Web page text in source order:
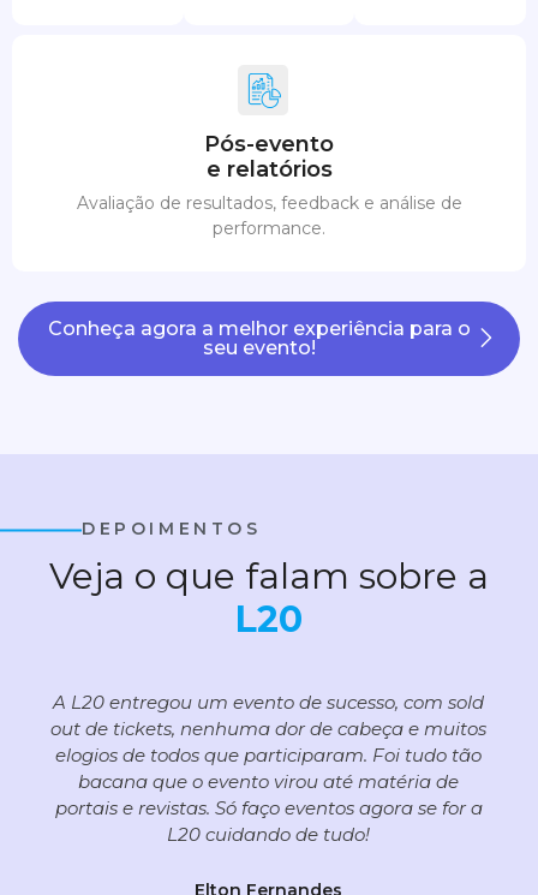
Pós-evento
e relatórios
Avaliação de resultados, feedback e análise de
performance.
Conheça agora a melhor experiência para o
seu evento!
DEPOIMENTOS
Veja o que falam sobre a
L20
A L20 entregou um evento de sucesso, com sold
out de tickets, nenhuma dor de cabeça e muitos
elogios de todos que participaram. Foi tudo tão
bacana que o evento virou até matéria de
portais e revistas. Só faço eventos agora se for a
L20 cuidando de tudo!
Elton Fernandes